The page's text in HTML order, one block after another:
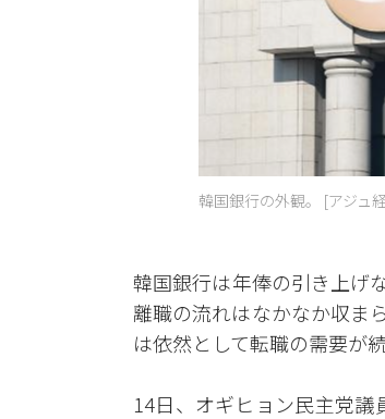
韓国銀行の外観。 [アジュ
韓国銀行は年俸の引き上げ
離職の流れはなかなか収ま
は依然として転職の需要が続
14日、オギヒョン民主党議